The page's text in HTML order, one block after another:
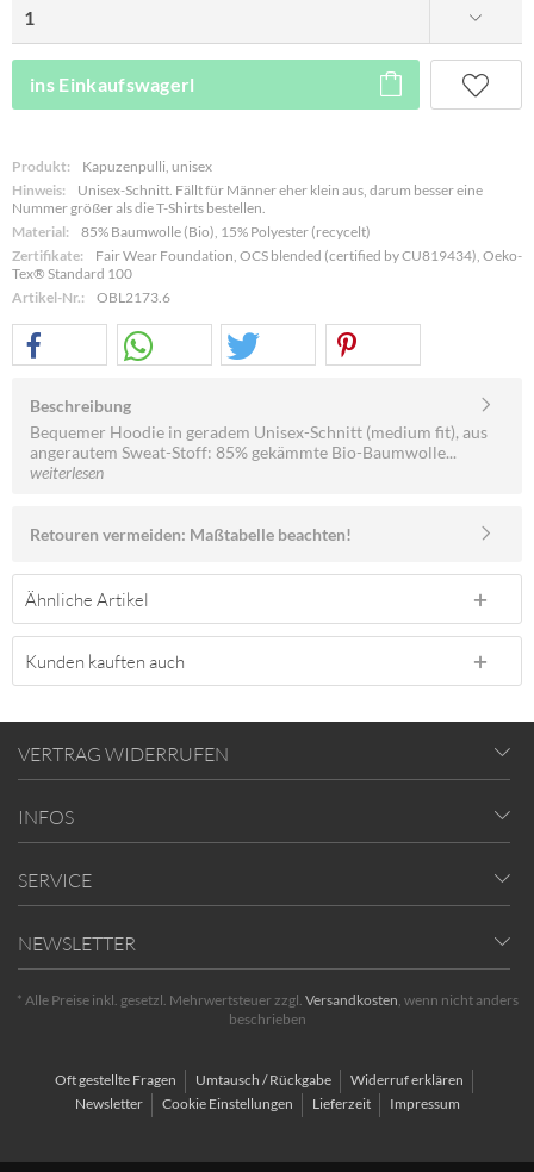
ins Einkaufswagerl
Produkt:
Kapuzenpulli, unisex
Hinweis:
Unisex-Schnitt. Fällt für Männer eher klein aus, darum besser eine
Nummer größer als die T-Shirts bestellen.
Material:
85% Baumwolle (Bio), 15% Polyester (recycelt)
Zertifikate:
Fair Wear Foundation, OCS blended (certified by CU819434), Oeko-
Tex® Standard 100
Artikel-Nr.:
OBL2173.6
Beschreibung
Bequemer Hoodie in geradem Unisex-Schnitt (medium fit), aus
angerautem Sweat-Stoff: 85% gekämmte Bio-Baumwolle...
weiterlesen
Retouren vermeiden: Maßtabelle beachten!
Ähnliche Artikel
Kunden kauften auch
VERTRAG WIDERRUFEN
INFOS
SERVICE
NEWSLETTER
* Alle Preise inkl. gesetzl. Mehrwertsteuer zzgl. Versandkosten, wenn nicht anders
beschrieben
Oft gestellte Fragen Umtausch / Rückgabe
Widerruf erklären
Newsletter
Cookie Einstellungen Lieferzeit Impressum